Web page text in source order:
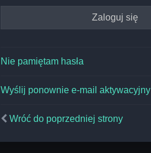
Nie pamiętam hasła
Wyślij ponownie e-mail aktywacyjny
Wróć do poprzedniej strony